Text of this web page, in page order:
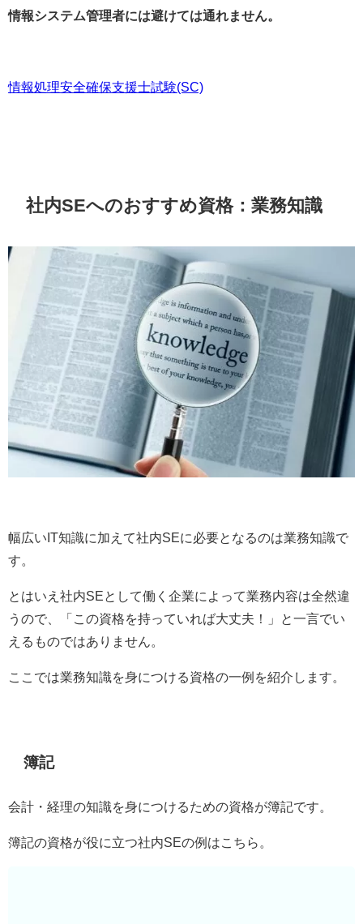
情報システム管理者には避けては通れません。
情報処理安全確保支援士試験(SC)
社内SEへのおすすめ資格：業務知識
幅広いIT知識に加えて社内SEに必要となるのは業務知識で
す。
とはいえ社内SEとして働く企業によって業務内容は全然違
うので、「この資格を持っていれば大丈夫！」と一言でい
えるものではありません。
ここでは業務知識を身につける資格の一例を紹介します。
簿記
会計・経理の知識を身につけるための資格が簿記です。
簿記の資格が役に立つ社内SEの例はこちら。